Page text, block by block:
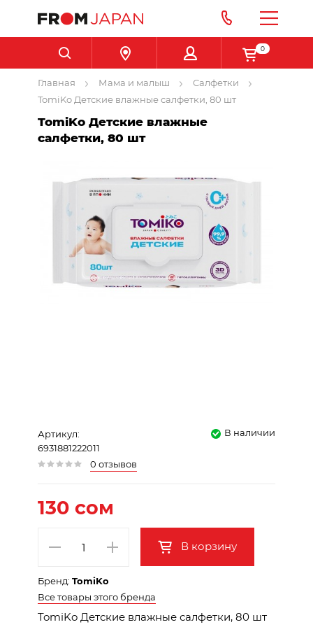
0
Главная Мама и малыш
Салфетки
TomiKo Детские влажные салфетки, 80 шт
TomiKo Детские влажные
салфетки, 80 шт
Артикул:
6931881222011
В наличии
0 отзывов
130 сом
В корзину
Бренд: TomiKo
Все товары этого бренда
TomiKo Детские влажные салфетки, 80 шт